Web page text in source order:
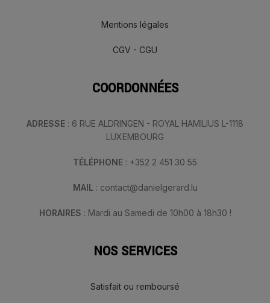
Mentions légales
CGV - CGU
COORDONNÉES
ADRESSE : 6 RUE ALDRINGEN - ROYAL HAMILIUS L-1118
LUXEMBOURG
TÉLÉPHONE : +352 2 451 30 55
MAIL : contact@danielgerard.lu
HORAIRES : Mardi au Samedi de 10h00 à 18h30 !
NOS SERVICES
Satisfait ou remboursé